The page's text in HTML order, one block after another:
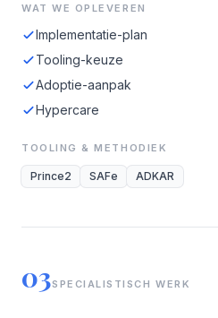
WAT WE OPLEVEREN
Implementatie-plan
Tooling-keuze
Adoptie-aanpak
Hypercare
TOOLING & METHODIEK
Prince2 SAFe ADKAR
03SPECIALISTISCH WERK